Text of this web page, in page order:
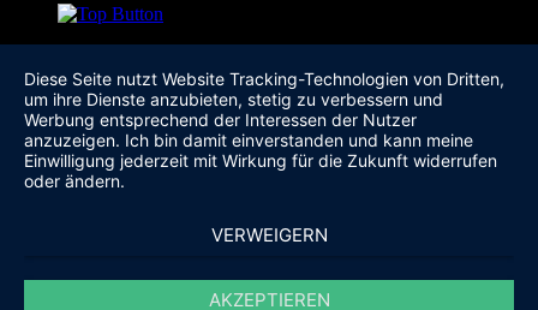
Diese Seite nutzt Website Tracking-Technologien von Dritten,
um ihre Dienste anzubieten, stetig zu verbessern und
Werbung entsprechend der Interessen der Nutzer
anzuzeigen. Ich bin damit einverstanden und kann meine
Einwilligung jederzeit mit Wirkung für die Zukunft widerrufen
oder ändern.
VERWEIGERN
AKZEPTIEREN